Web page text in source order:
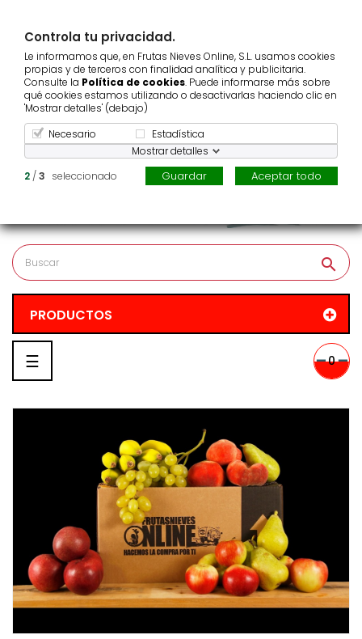
Pedido mínimo
Atención al cliente986 123 939
search
0
PRODUCTOS
Navegación
☰
Controla tu privacidad.
Le informamos que, en Frutas Nieves Online, S.L. usamos cookies
propias y de terceros con finalidad analítica y publicitaria.
Consulte la Política de cookies. Puede informarse más sobre
qué cookies estamos utilizando o desactivarlas haciendo clic en
'Mostrar detalles' (debajo)
Necesario
Estadística
Mostrar detalles
2 /3 seleccionado Aceptar todo
Guardar